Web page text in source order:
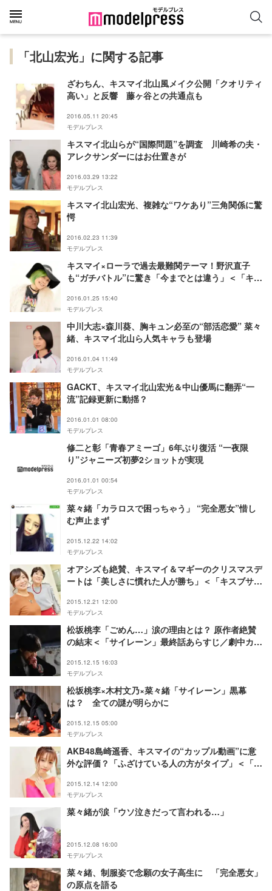
「北山宏光」に関する記事
ざわちん、キスマイ北山風メイク公開「クオリティ
高い」と反響 藤ヶ谷との共通点も
2016.05.11 20:45
モデルプレス
キスマイ北山らが“国際問題”を調査 川崎希の夫・
アレクサンダーにはお仕置きが
2016.03.29 13:22
モデルプレス
キスマイ北山宏光、複雑な“ワケあり”三角関係に驚
愕
2016.02.23 11:39
モデルプレス
キスマイ×ローラで過去最難関テーマ！野沢直子
も“ガチバトル”に驚き「今までとは違う」＜「キス
2016.01.25 15:40
モデルプレス
中川大志×森川葵、胸キュン必至の“部活恋愛” 菜々
緒、キスマイ北山ら人気キャラも登場
2016.01.04 11:49
モデルプレス
GACKT、キスマイ北山宏光＆中山優馬に翻弄“一
流”記録更新に動揺？
2016.01.01 08:00
モデルプレス
修二と彰「青春アミーゴ」6年ぶり復活 “一夜限
り”ジャニーズ初夢2ショットが実現
2016.01.01 00:54
モデルプレス
菜々緒「カラロスで困っちゃう」 “完全悪女”惜し
む声止まず
2015.12.22 14:02
モデルプレス
オアシズも絶賛、キスマイ＆マギーのクリスマスデ
ートは「美しさに慣れた人が勝ち」＜「キスブサ」
2015.12.21 12:00
モデルプレス
松坂桃李「ごめん…」涙の理由とは？ 原作者絶賛
の結末＜「サイレーン」最終話あらすじ／劇中カッ
2015.12.15 16:03
モデルプレス
松坂桃李×木村文乃×菜々緒「サイレーン」黒幕
は？ 全ての謎が明らかに
2015.12.15 05:00
モデルプレス
AKB48島崎遥香、キスマイの“カップル動画”に意
外な評価？「ふざけている人の方がタイプ」＜「キ
2015.12.14 12:00
モデルプレス
菜々緒が涙「ウソ泣きだって言われる…」
2015.12.08 16:00
モデルプレス
菜々緒、制服姿で念願の女子高生に 「完全悪女」
の原点を語る